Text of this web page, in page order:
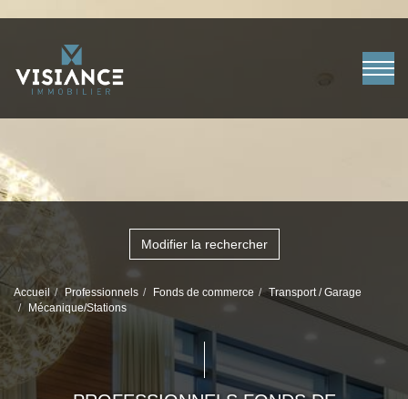
Modifier la rechercher
Accueil Professionnels Fonds de commerce
Transport / Garage
Mécanique/Stations